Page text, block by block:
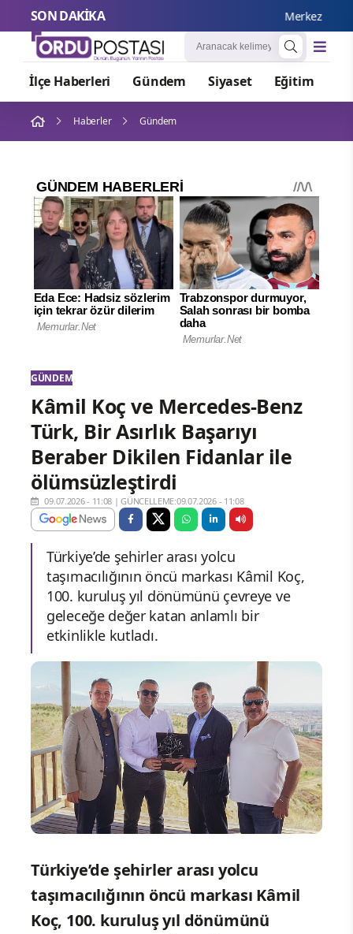
SON DAKİKA Merkezi
İlçe Haberleri Gündem Siyaset Eğitim
Haberler Gündem
GÜNDEM
Kâmil Koç ve Mercedes-Benz
Türk, Bir Asırlık Başarıyı
Beraber Dikilen Fidanlar ile
ölümsüzleştirdi
09.07.2026 - 11:08 |GÜNCELLEME:09.07.2026 - 11:08
Türkiye’de şehirler arası yolcu
taşımacılığının öncü markası Kâmil Koç,
100. kuruluş yıl dönümünü çevreye ve
geleceğe değer katan anlamlı bir
etkinlikle kutladı.
Türkiye’de şehirler arası yolcu
taşımacılığının öncü markası Kâmil
Koç, 100. kuruluş yıl dönümünü